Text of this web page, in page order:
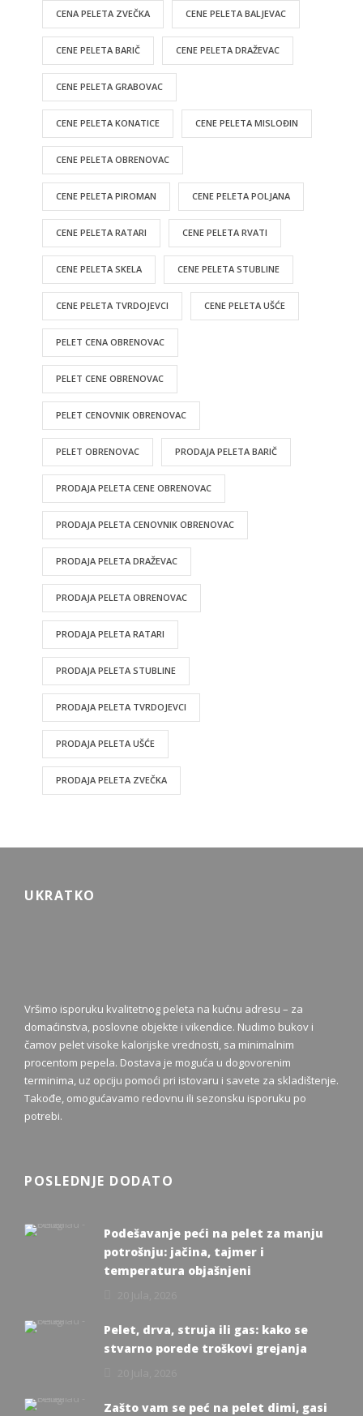
CENA PELETA ZVEČKA CENE PELETA BALJEVAC
CENE PELETA BARIČ CENE PELETA DRAŽEVAC
CENE PELETA GRABOVAC
CENE PELETA KONATICE CENE PELETA MISLOĐIN
CENE PELETA OBRENOVAC
CENE PELETA PIROMAN CENE PELETA POLJANA
CENE PELETA RATARI CENE PELETA RVATI
CENE PELETA SKELA CENE PELETA STUBLINE
CENE PELETA TVRDOJEVCI CENE PELETA UŠĆE
PELET CENA OBRENOVAC
PELET CENE OBRENOVAC
PELET CENOVNIK OBRENOVAC
PELET OBRENOVAC PRODAJA PELETA BARIČ
PRODAJA PELETA CENE OBRENOVAC
PRODAJA PELETA CENOVNIK OBRENOVAC
PRODAJA PELETA DRAŽEVAC
PRODAJA PELETA OBRENOVAC
PRODAJA PELETA RATARI
PRODAJA PELETA STUBLINE
PRODAJA PELETA TVRDOJEVCI
PRODAJA PELETA UŠĆE
PRODAJA PELETA ZVEČKA
UKRATKO
Vršimo isporuku kvalitetnog peleta na kućnu adresu – za
domaćinstva, poslovne objekte i vikendice. Nudimo bukov i
čamov pelet visoke kalorijske vrednosti, sa minimalnim
procentom pepela. Dostava je moguća u dogovorenim
terminima, uz opciju pomoći pri istovaru i savete za skladištenje.
Takođe, omogućavamo redovnu ili sezonsku isporuku po
potrebi.
POSLEDNJE DODATO
Podešavanje peći na pelet za manju
potrošnju: jačina, tajmer i
temperatura objašnjeni
Pelet, drva, struja ili gas: kako se
stvarno porede troškovi grejanja
Zašto vam se peć na pelet dimi, gasi